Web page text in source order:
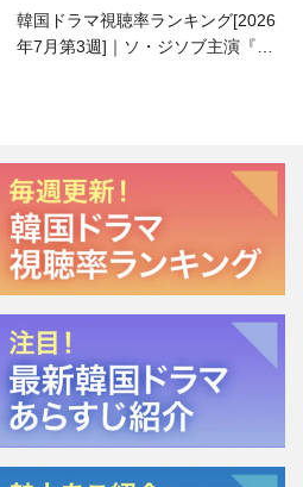
韓国ドラマ視聴率ランキング[2026
年7月第3週]｜ソ・ジソブ主演『エ